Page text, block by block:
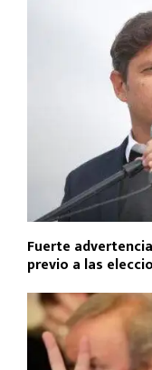
Fuerte
previo a las